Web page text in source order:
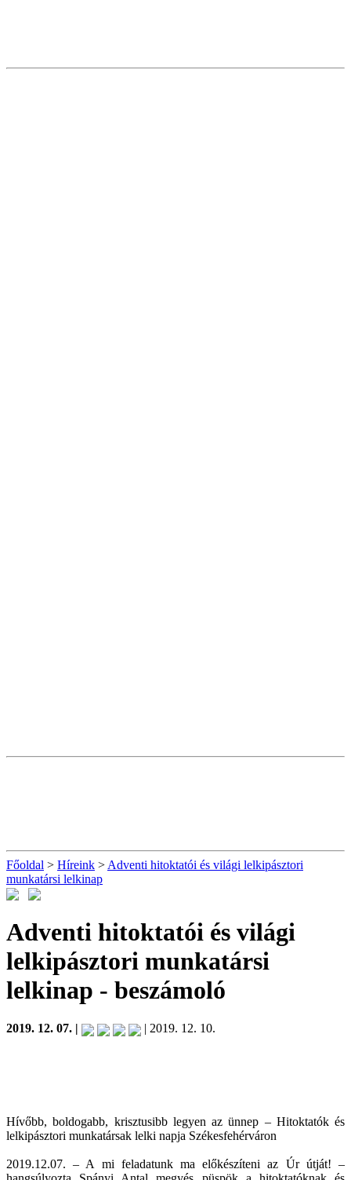
Főoldal > Híreink > Adventi hitoktatói és világi lelkipásztori
munkatársi lelkinap
Adventi hitoktatói és világi
lelkipásztori munkatársi
lelkinap - beszámoló
2019. 12. 07. | | 2019. 12. 10.
Hívőbb, boldogabb, krisztusibb legyen az ünnep – Hitoktatók és
lelkipásztori munkatársak lelki napja Székesfehérváron
2019.12.07. – A mi feladatunk ma előkészíteni az Úr útját! –